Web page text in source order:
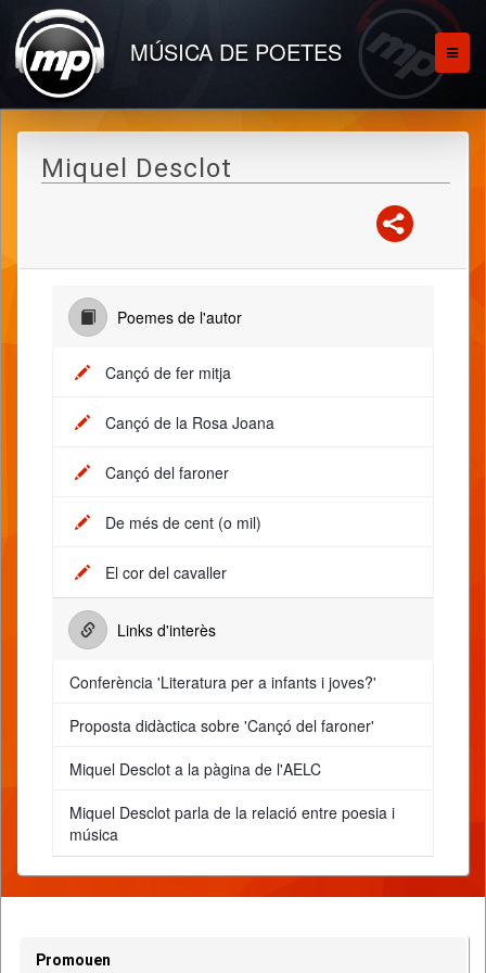
MÚSICA DE POETES
Miquel Desclot
Poemes de l'autor
Cançó de fer mitja
Cançó de la Rosa Joana
Cançó del faroner
De més de cent (o mil)
El cor del cavaller
Links d'interès
Conferència 'Literatura per a infants i joves?'
Proposta didàctica sobre 'Cançó del faroner'
Miquel Desclot a la pàgina de l'AELC
Miquel Desclot parla de la relació entre poesia i
música
Promouen